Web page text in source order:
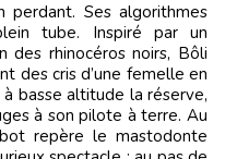
perdant. Ses algorithmes
tube. Inspiré par un
des rhinocéros noirs, Bôli
des cris d’une femelle en
basse altitude la réserve,
à son pilote à terre. Au
repère le mastodonte